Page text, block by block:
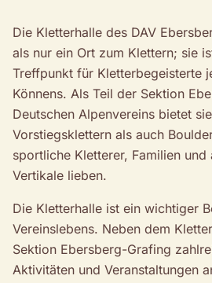
Die Kletterhalle des DAV
als nur ein Ort zum Klettern; sie
Treffpunkt für Kletterbegeisterte
Könnens. Als Teil der Sektion
Deutschen Alpenvereins bietet
Vorstiegsklettern als auch
sportliche Kletterer, Familien
Vertikale lieben.
Die Kletterhalle ist ein wichtiger
Vereinslebens. Neben dem
Sektion Ebersberg-Grafing
Aktivitäten und Veranstaltungen